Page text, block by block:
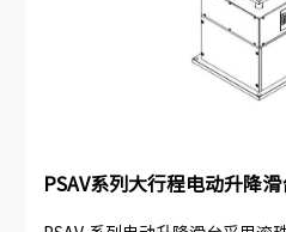
PSAV系列大行程电动升降滑